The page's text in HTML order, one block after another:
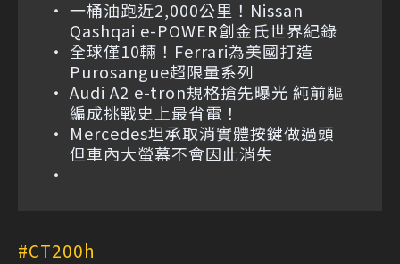
一桶油跑近2,000公里！Nissan
Qashqai e-POWER創金氏世界紀錄
全球僅10輛！Ferrari為美國打造
Purosangue超限量系列
Audi A2 e-tron規格搶先曝光 純前驅
編成挑戰史上最省電！
Mercedes坦承取消實體按鍵做過頭
但車內大螢幕不會因此消失
CT200h